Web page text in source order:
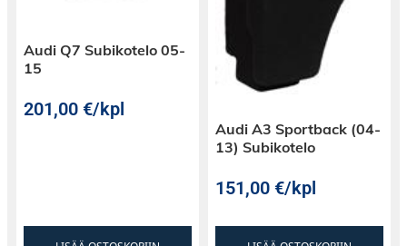
Audi Q7 Subikotelo 05-
15
201,00€/kpl
Audi A3 Sportback (04-
13) Subikotelo
151,00€/kpl